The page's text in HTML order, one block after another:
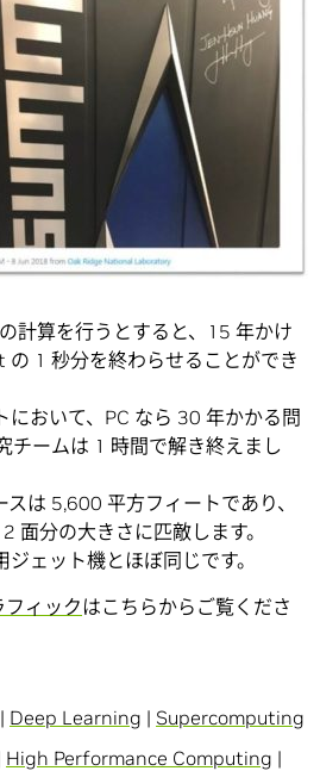
計算を行うとすると、15 年かけ
の 1 秒分を終わらせることができ
おいて、PC なら 30 年かかる問
チームは 1 時間で解き終えまし
は 5,600 平方フィートであり、
面分の大きさに匹敵します。
ェット機とほぼ同じです。
ィック はこちらからご覧くださ
| Deep Learning | Supercomputing
High Performance Computing |